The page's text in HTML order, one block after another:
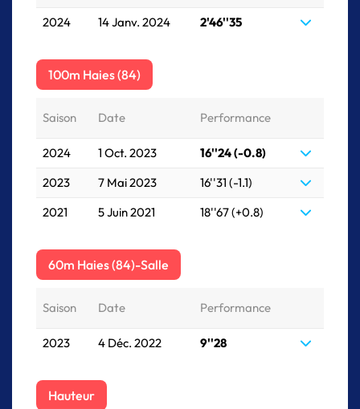
2024 14 Janv. 2024 2'46''35
100m Haies (84)
Saison Date Performance
2024 1 Oct. 2023
16''24 (-0.8)
2023
7 Mai 2023
16''31 (-1.1)
2021
5 Juin 2021 18''67 (+0.8)
60m Haies (84)-Salle
Saison Date Performance
2023 4 Déc. 2022 9''28
Hauteur